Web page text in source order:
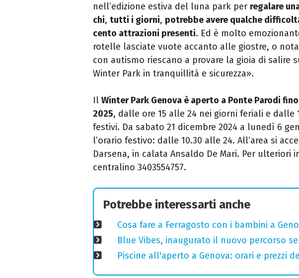
nell’edizione estiva del luna park per regalare
chi, tutti i giorni, potrebbe avere qualche
cento attrazioni presenti. Ed è molto
rotelle lasciate vuote accanto alle giostre, o
con autismo riescano a provare la gioia di salire
Winter Park in tranquillità e sicurezza».
Il Winter Park Genova è aperto a Ponte Parodi
2025, dalle ore 15 alle 24 nei giorni feriali e dalle
festivi. Da sabato 21 dicembre 2024 a lunedì 6
l’orario festivo: dalle 10.30 alle 24. All’area si
Darsena, in calata Ansaldo De Mari. Per
centralino 3403554757.
Potrebbe interessarti anche
Cosa fare a Ferragosto con i bambini a
Blue Vibes, inaugurato il nuovo percorso
Piscine all'aperto a Genova: orari e prezzi